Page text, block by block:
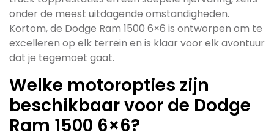
onder de meest uitdagende omstandigheden.
Kortom, de Dodge Ram 1500 6×6 is ontworpen om te
excelleren op elk terrein en is klaar voor elk avontuur
dat je tegemoet gaat.
Welke motoropties zijn
beschikbaar voor de Dodge
Ram 1500 6×6?